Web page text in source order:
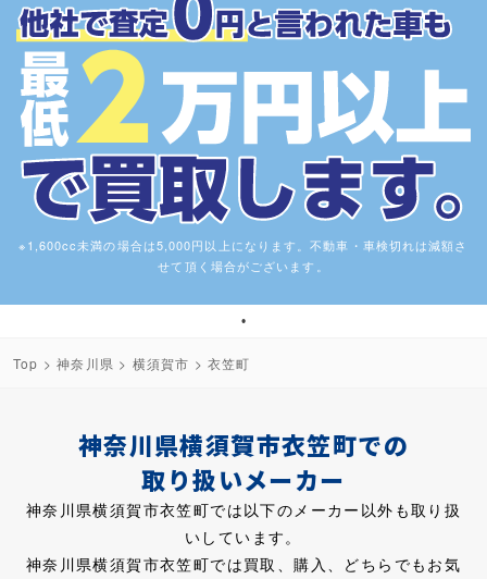
※1,600cc未満の場合は5,000円以上になります。不動車・車検切れは減額さ
せて頂く場合がございます。
1
Top >神奈川県 > 横須賀市 > 衣笠町
神奈川県横須賀市衣笠町での
取り扱いメーカー
神奈川県横須賀市衣笠町では以下のメーカー以外も取り扱
いしています。
神奈川県横須賀市衣笠町では買取、購入、どちらでもお気